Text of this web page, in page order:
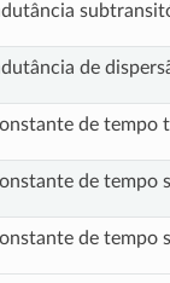
de
de tempo
de tempo
de tempo